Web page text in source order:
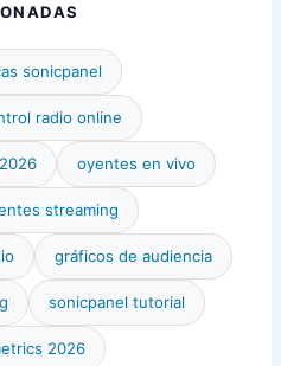
sonicpanel
radio online
oyentes en vivo
streaming
gráficos de audiencia
sonicpanel tutorial
2026